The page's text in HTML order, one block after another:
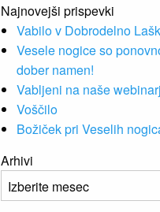
Najnovejši prispevki
Vabilo v Dobrodelno
Vesele nogice so
dober namen!
Vabljeni na naše
Voščilo
Božiček pri Veselih
Arhivi
Arhivi